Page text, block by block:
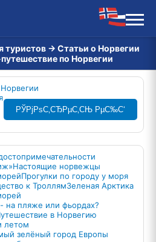
туристов → Статьи о Норвегии
по Норвегии
РЎРјРѕС‚СЂРµС‚СЊ РµС‰С‘
Настоящие норвежцы
Прогулки по городу у моря
к ТроллямЗеленая Арктика
на пляже или фьордах?
в Норвегию
летом
зелёный город Европы